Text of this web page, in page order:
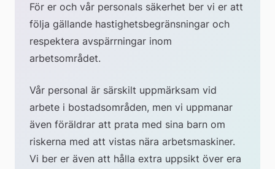
För er och vår personals säkerhet ber vi er att
följa gällande hastighetsbegränsningar och
respektera avspärrningar inom
arbetsområdet.
Vår personal är särskilt uppmärksam vid
arbete i bostadsområden, men vi uppmanar
även föräldrar att prata med sina barn om
riskerna med att vistas nära arbetsmaskiner.
Vi ber er även att hålla extra uppsikt över era